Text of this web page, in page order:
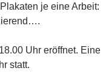
je eine Arbeit:
Uhr eröffnet. Eine
statt.